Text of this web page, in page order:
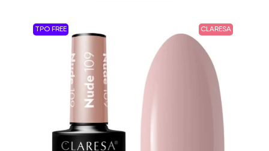
TPO FREE CLARESA